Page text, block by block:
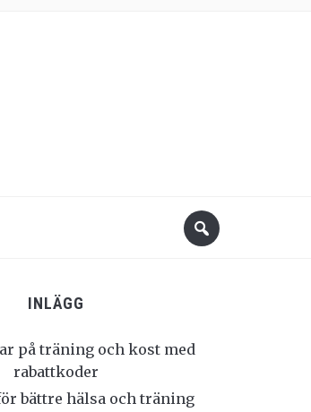
INLÄGG
på träning och kost med
rabattkoder
bättre hälsa och träning